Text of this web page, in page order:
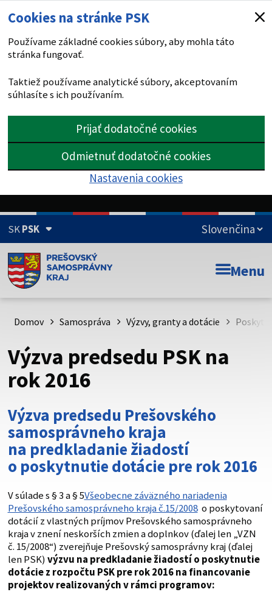
Cookies na stránke PSK
Používame základné cookies súbory, aby mohla táto
stránka fungovať.
Taktiež používame analytické súbory, akceptovaním
súhlasíte s ich používaním.
Prijať dodatočné cookies
Odmietnuť dodatočné cookies
Nastavenia cookies
SKPSK
Doména psk.sk je oficiálna
Toto je oficiálna webová stránka Prešovského
psk.sk.
Táto stránka je zabezpečená
Buďte pozorní a vždy sa uistite, že zdieľate informácie iba
cez zabezpečenú webovú stránku. Zabezpečená stránka
Menu
Domov Samospráva Výzvy, granty a dotácie
Výzva predsedu PSK na
rok 2016
Výzva predsedu Prešovského
samosprávneho kraja
na predkladanie žiadostí
o poskytnutie dotácie pre rok 2016
V súlade s § 3 a § 5Všeobecne záväzného nariadenia
Prešovského samosprávneho kraja č.15/2008o poskytovaní
dotácií z vlastných príjmov Prešovského samosprávneho
kraja v znení neskorších zmien a doplnkov (ďalej len „VZN
č. 15/2008“) zverejňuje Prešovský samosprávny kraj (ďalej
len PSK)výzvu na predkladanie žiadostí o poskytnutie
dotácie z rozpočtu PSK pre rok 2016 na financovanie
projektov realizovaných v rámci programov: